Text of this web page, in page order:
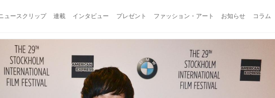
ュースクリップ 連載 インタビュー プレゼント ファッション・アート お知らせ コラム